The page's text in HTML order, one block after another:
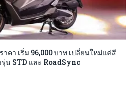
คา เริ่ม 96,000 บาท เปลี่ยนใหม่แค่สี
รุ่น STD และ RoadSync